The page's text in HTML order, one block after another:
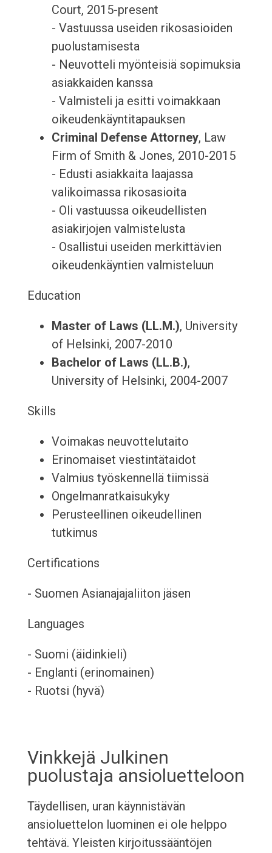
Court, 2015-present
- Vastuussa useiden rikosasioiden
puolustamisesta
- Neuvotteli myönteisiä sopimuksia
asiakkaiden kanssa
- Valmisteli ja esitti voimakkaan
oikeudenkäyntitapauksen
Criminal Defense Attorney, Law
Firm of Smith & Jones, 2010-2015
- Edusti asiakkaita laajassa
valikoimassa rikosasioita
- Oli vastuussa oikeudellisten
asiakirjojen valmistelusta
- Osallistui useiden merkittävien
oikeudenkäyntien valmisteluun
Education
Master of Laws (LL.M.), University
of Helsinki, 2007-2010
Bachelor of Laws (LL.B.),
University of Helsinki, 2004-2007
Skills
Voimakas neuvottelutaito
Erinomaiset viestintätaidot
Valmius työskennellä tiimissä
Ongelmanratkaisukyky
Perusteellinen oikeudellinen
tutkimus
Certifications
- Suomen Asianajajaliiton jäsen
Languages
- Suomi (äidinkieli)
- Englanti (erinomainen)
- Ruotsi (hyvä)
Vinkkejä Julkinen
puolustaja ansioluetteloon
Täydellisen, uran käynnistävän
ansioluettelon luominen ei ole helppo
tehtävä. Yleisten kirjoitussääntöjen